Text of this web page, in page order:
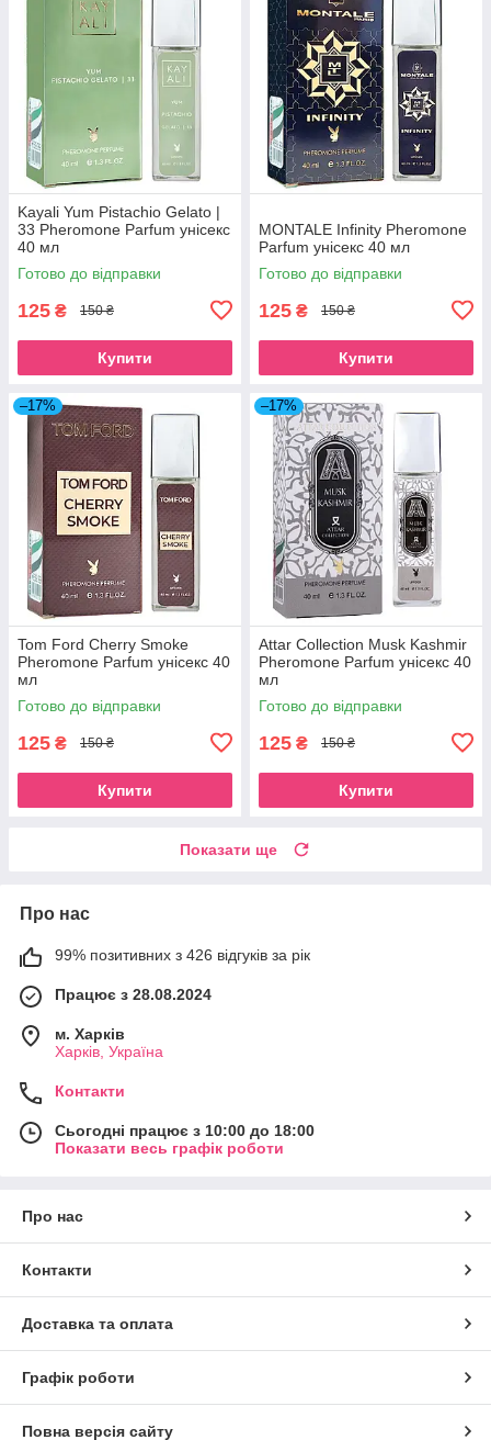
Kayali Yum Pistachio Gelato |
33 Pheromone Parfum унісекс
40 мл
Готово до відправки
125 ₴ 150 ₴
Купити
MONTALE Infinity Pheromone
Parfum унісекс 40 мл
Готово до відправки
125 ₴ 150 ₴
Купити
–17%
Tom Ford Cherry Smoke
Pheromone Parfum унісекс 40
мл
Готово до відправки
125 ₴ 150 ₴
Купити
–17%
Attar Collection Musk Kashmir
Pheromone Parfum унісекс 40
мл
Готово до відправки
125 ₴ 150 ₴
Купити
Показати ще
Про нас
99% позитивних з 426 відгуків за рік
Працює з 28.08.2024
м. Харків
Харків, Україна
Контакти
Сьогодні працює з 10:00 до 18:00
Показати весь графік роботи
Про нас
Контакти
Доставка та оплата
Графік роботи
Повна версія сайту